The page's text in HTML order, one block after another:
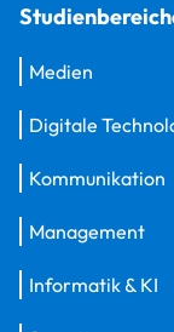
Medien
Digitale
Kommunikation
Management
Informatik & KI